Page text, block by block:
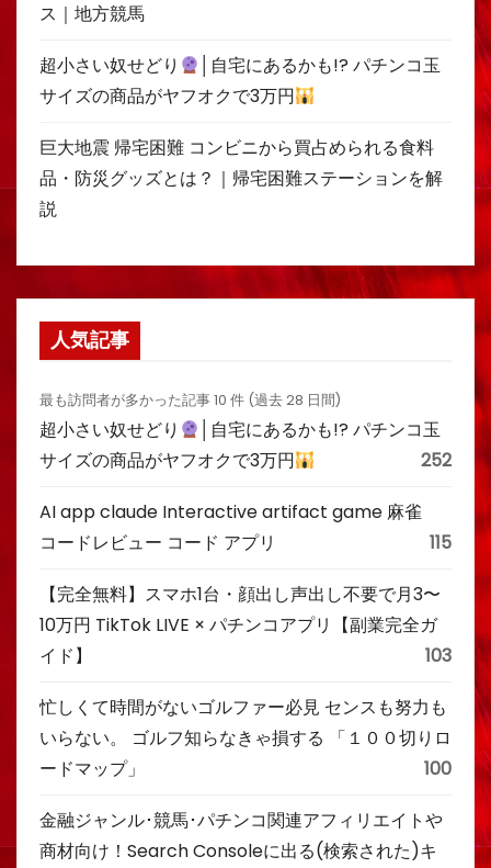
ス｜地方競馬
超小さい奴せどり
│自宅にあるかも!? パチンコ玉
サイズの商品がヤフオクで3万円
巨大地震 帰宅困難 コンビニから買占められる食料
品・防災グッズとは？｜帰宅困難ステーションを解
説
人気記事
最も訪問者が多かった記事 10 件 (過去 28 日間)
超小さい奴せどり
│自宅にあるかも!? パチンコ玉
サイズの商品がヤフオクで3万円
252
AI app claude Interactive artifact game 麻雀
コードレビュー コード アプリ
115
【完全無料】スマホ1台・顔出し声出し不要で月3〜
10万円 TikTok LIVE × パチンコアプリ【副業完全ガ
イド】
103
忙しくて時間がないゴルファー必見 センスも努力も
いらない。 ゴルフ知らなきゃ損する 「１００切りロ
ードマップ」
100
金融ジャンル･競馬･パチンコ関連アフィリエイトや
商材向け！Search Consoleに出る(検索された)キ